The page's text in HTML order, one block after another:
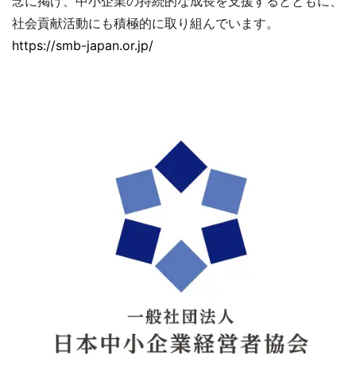
社会貢献活動にも積極的に取り組んでいます。
https://smb-japan.or.jp/